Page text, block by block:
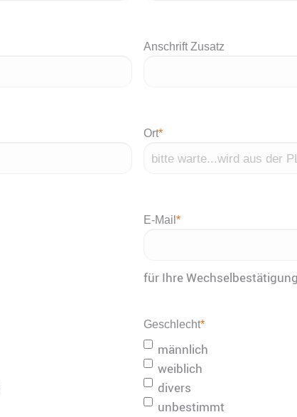
Anschrift Zusatz
Ort*
E-Mail *
für Ihre
Geschlecht*
männlich
weiblich
divers
unbestimmt